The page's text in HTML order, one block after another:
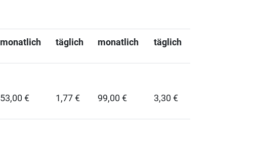
monatlich täglich monatlich täglich
53,00 € 1,77 € 99,00 € 3,30 €